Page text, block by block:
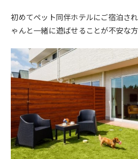
初めてペット同伴ホテルにご宿泊さ
ゃんと一緒に遊ばせることが不安な方